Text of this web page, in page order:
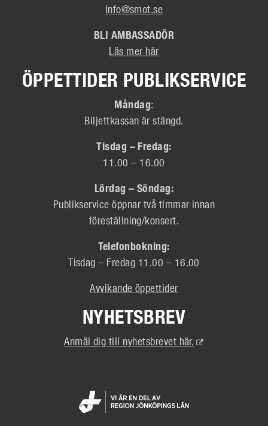
info@smot.se
BLI AMBASSADÖR
Läs mer här
ÖPPETTIDER PUBLIKSERVICE
Måndag:
Biljettkassan är stängd.
Tisdag – Fredag:
11.00 – 16.00
Lördag – Söndag:
Publikservice öppnar två timmar innan
föreställning/konsert.
Telefonbokning:
Tisdag – Fredag 11.00 – 16.00
Avvikande öppettider
NYHETSBREV
Anmäl dig till nyhetsbrevet här. (Extern